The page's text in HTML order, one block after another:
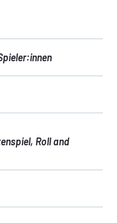
, Roll and